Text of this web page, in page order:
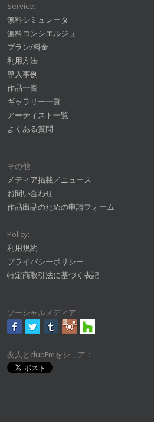
Service:
無料シミュレータ
無料コンシエルジュ
プラン/料金
利用方法
導入事例
作品一覧
ギャラリー一覧
アーティスト一覧
よくある質問
その他:
メディア掲載／ニュース
お問い合わせ
作品出品のための申請フォーム
Policy:
利用規約
プライバシーポリシー
特定商取引法に基づく表記
ソーシャルメディア：
友人とclubFmをシェア：